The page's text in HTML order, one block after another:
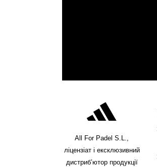
All For Padel S.L.,
ліцензіат і ексклюзивний
дистриб’ютор продукції